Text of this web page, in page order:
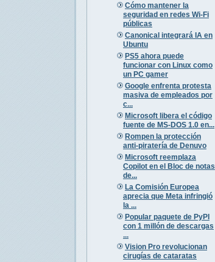
Cómo mantener la
seguridad en redes Wi-Fi
públicas
Canonical integrará IA en
Ubuntu
PS5 ahora puede
funcionar con Linux como
un PC gamer
Google enfrenta protesta
masiva de empleados por
c...
Microsoft libera el código
fuente de MS-DOS 1.0 en...
Rompen la protección
anti-piratería de Denuvo
Microsoft reemplaza
Copilot en el Bloc de notas
de...
La Comisión Europea
aprecia que Meta infringió
la ...
Popular paquete de PyPI
con 1 millón de descargas
...
Vision Pro revolucionan
cirugías de cataratas